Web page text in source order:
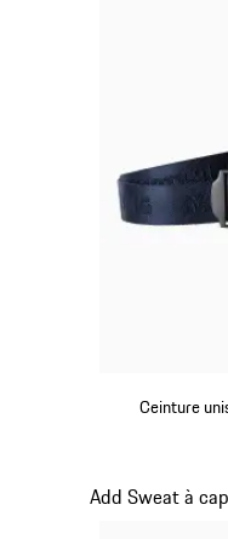
Ceinture
Add Sweat à
Diapositive 14 sur 20